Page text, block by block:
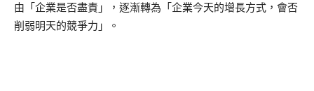
由「企業是否盡責」，逐漸轉為「企業今天的增長方式，會否
削弱明天的競爭力」。